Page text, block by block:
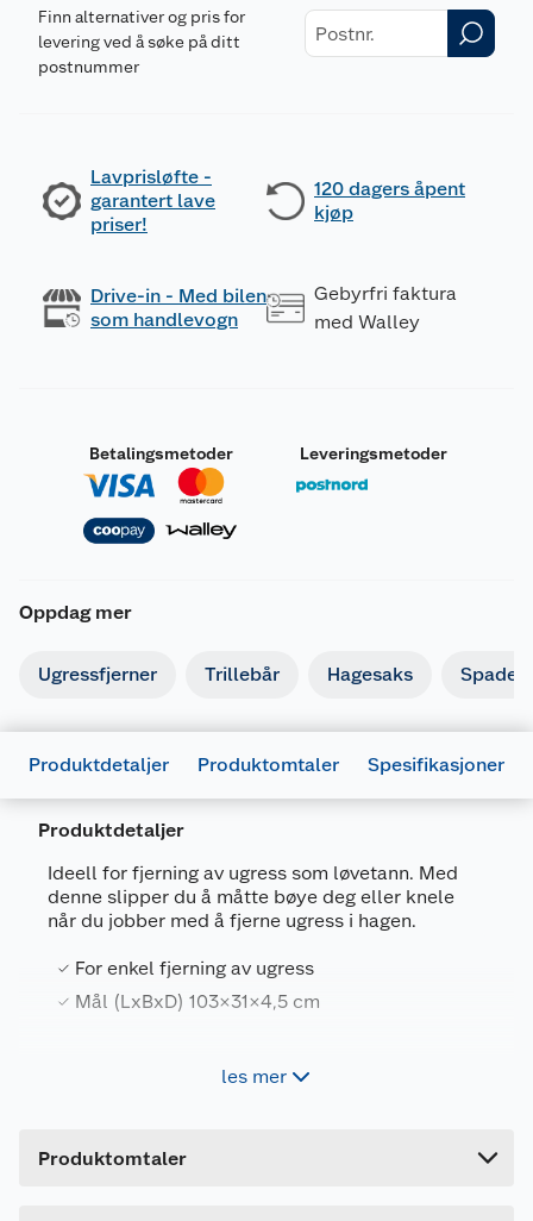
Finn alternativer og pris for
levering ved å søke på ditt
postnummer
Lavprisløfte -
garantert lave
priser!
120 dagers åpent
kjøp
Drive-in - Med bilen
som handlevogn
Gebyrfri faktura
med Walley
Betalingsmetoder Leveringsmetoder
Oppdag mer
Ugressfjerner Trillebår Hagesaks Spade
Produktdetaljer Produktomtaler Spesifikasjoner
Produktdetaljer
Ideell for fjerning av ugress som løvetann. Med
denne slipper du å måtte bøye deg eller knele
når du jobber med å fjerne ugress i hagen.
For enkel fjerning av ugress
Mål (LxBxD) 103×31×4,5 cm
ugresset/blomsten/gresset, la klørne gripe tak i
les mer
Produktomtaler
Generelt
Artikkelnummer
Leverandørens artikkelnummer
Lengde